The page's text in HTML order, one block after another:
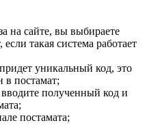
на сайте, вы выбираете
такая система работает
уникальный код, это
в постамат;
полученный код и
постамата;